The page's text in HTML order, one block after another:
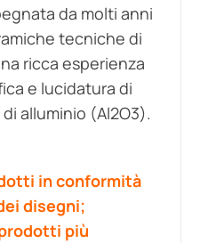
da molti anni
tecniche di
ricca esperienza
e lucidatura di
alluminio (Al2O3).
in conformità
disegni;
più